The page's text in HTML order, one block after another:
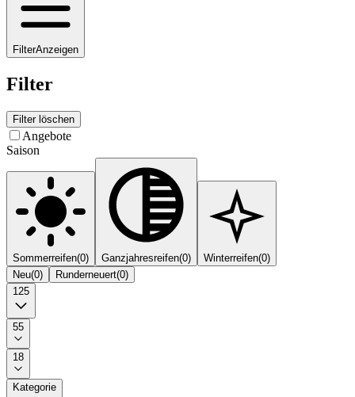
FilterAnzeigen
Filter
Filter löschen
Angebote
Saison
Sommerreifen(0) Ganzjahresreifen(0) Winterreifen(0)
Neu(0) Runderneuert(0)
125
55
18
Kategorie